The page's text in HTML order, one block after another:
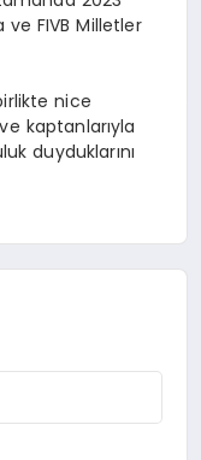
ve FIVB Milletler
nice
kaptanlarıyla
duyduklarını